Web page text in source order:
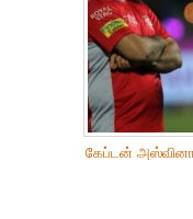
கேப்டன்